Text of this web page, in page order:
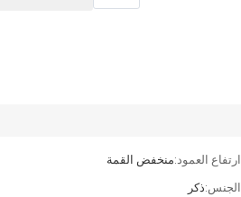
ارتفاع العمود:منخفض القمة
الجنس:ذكر